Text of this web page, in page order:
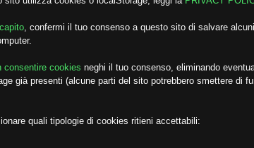
confermi il tuo consenso a questo sito di salvare
consentire cookies neghi il tuo consenso, eliminando
già presenti (alcune parti del sito potrebbero smettere di
quali tipologie di cookies ritieni accettabili: